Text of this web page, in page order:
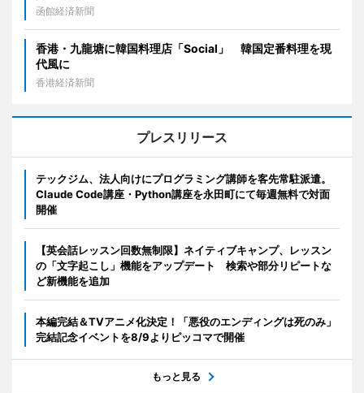
函館経済新聞
香港・九龍塘に韓国料理店「Social」 韓国定番料理を現
代風に
香港経済新聞
プレスリリース
テックジム、法人向けにプログラミング講師を客先常駐派遣。
Claude Code講座・Python講座を永田町にて毎週無料で対面
開催
【英会話レッスン回数無制限】ネイティブキャンプ、レッスン
の「文字起こし」機能をアップデート 検索や部分リピートな
ど新機能を追加
本編完結＆TVアニメ化決定！「悪役のエンディングは死のみ」
完結記念イベントを8/9よりピッコマで開催
もっと見る